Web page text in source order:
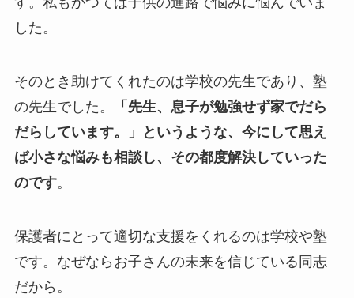
した。
そのとき助けてくれたのは学校の先生であり、塾
の先生でした。
「先生、息子が勉強せず家でだら
だらしています。」というような、今にして思え
ば小さな悩みも相談し、その都度解決していった
のです。
保護者にとって適切な支援をくれるのは学校や塾
です。なぜならお子さんの未来を信じている同志
だから。